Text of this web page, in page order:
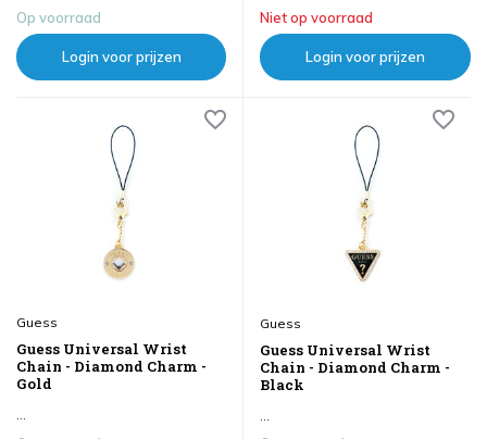
Op voorraad
Login voor prijzen
Niet op voorraad
Login voor prijzen
Guess
Guess Universal Wrist
Chain - Diamond Charm -
Gold
...
Guess
Guess Universal Wrist
Chain - Diamond Charm -
Black
...